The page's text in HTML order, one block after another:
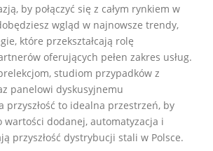
by połączyć się z całym rynkiem w
wgląd w najnowsze trendy,
które przekształcają rolę
oferujących pełen zakres usług.
studiom przypadków z
panelowi dyskusyjnemu
przyszłość to idealna przestrzeń, by
wartości dodanej, automatyzacja i
przyszłość dystrybucji stali w Polsce.